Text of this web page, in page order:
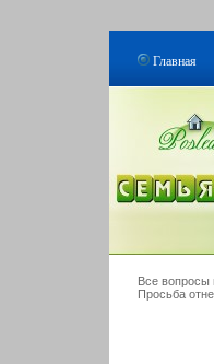
Главная
Все вопросы
Просьба